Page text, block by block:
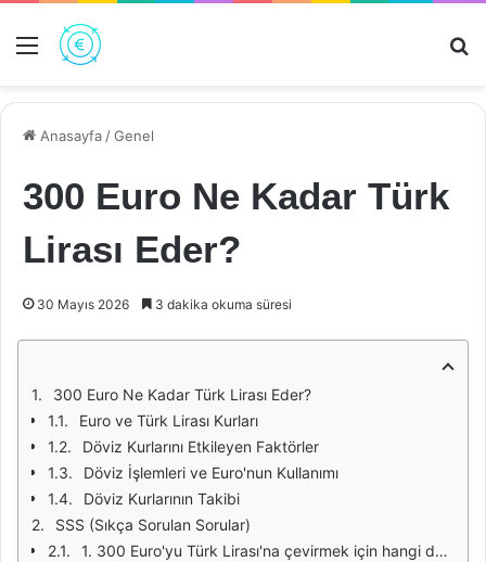
Menü
Anasayfa /Genel
300 Euro Ne Kadar Türk
Lirası Eder?
30 Mayıs 2026 3 dakika okuma süresi
300 Euro Ne Kadar Türk Lirası Eder?
Euro ve Türk Lirası Kurları
Döviz Kurlarını Etkileyen Faktörler
Döviz İşlemleri ve Euro'nun Kullanımı
Döviz Kurlarının Takibi
SSS (Sıkça Sorulan Sorular)
1. 300 Euro'yu Türk Lirası'na çevirmek için hangi döviz bürosunu tercih etmeliyim?